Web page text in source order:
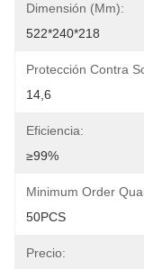
Dimensión (mm):
522*240*218
Protección Contra
14,6
Eficiencia:
≥99%
Minimum Order
50PCS
Precio: